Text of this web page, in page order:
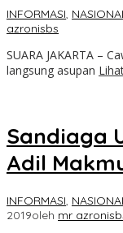
INFORMASI,
azronisbs
SUARA JAKARTA –
langsung asupan
Sandiaga
Adil
INFORMASI,
2019oleh mr